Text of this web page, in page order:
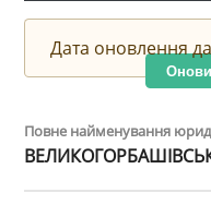
Дата оновлення
Повне найменування